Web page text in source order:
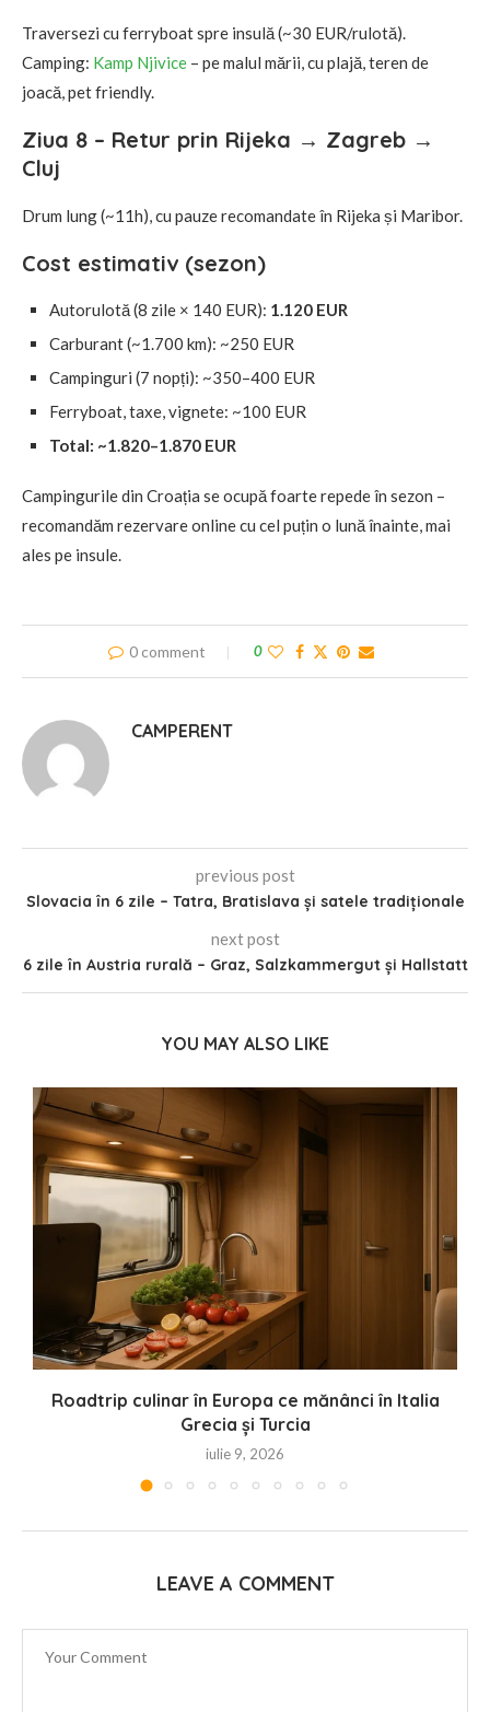
Traversezi cu ferryboat spre insulă (~30 EUR/rulotă).
Camping: Kamp Njivice – pe malul mării, cu plajă, teren de
joacă, pet friendly.
Ziua 8 – Retur prin Rijeka → Zagreb →
Cluj
Drum lung (~11h), cu pauze recomandate în Rijeka și Maribor.
Cost estimativ (sezon)
Autorulotă (8 zile × 140 EUR): 1.120 EUR
Carburant (~1.700 km): ~250 EUR
Campinguri (7 nopți): ~350–400 EUR
Ferryboat, taxe, vignete: ~100 EUR
Total: ~1.820–1.870 EUR
Campingurile din Croația se ocupă foarte repede în sezon –
recomandăm rezervare online cu cel puțin o lună înainte, mai
ales pe insule.
0 comment 0
CAMPERENT
previous post
Slovacia în 6 zile – Tatra, Bratislava și satele tradiționale
next post
6 zile în Austria rurală – Graz, Salzkammergut și Hallstatt
YOU MAY ALSO LIKE
Roadtrip culinar în Europa ce mănânci în Italia
Grecia și Turcia
iulie 9, 2026
LEAVE A COMMENT